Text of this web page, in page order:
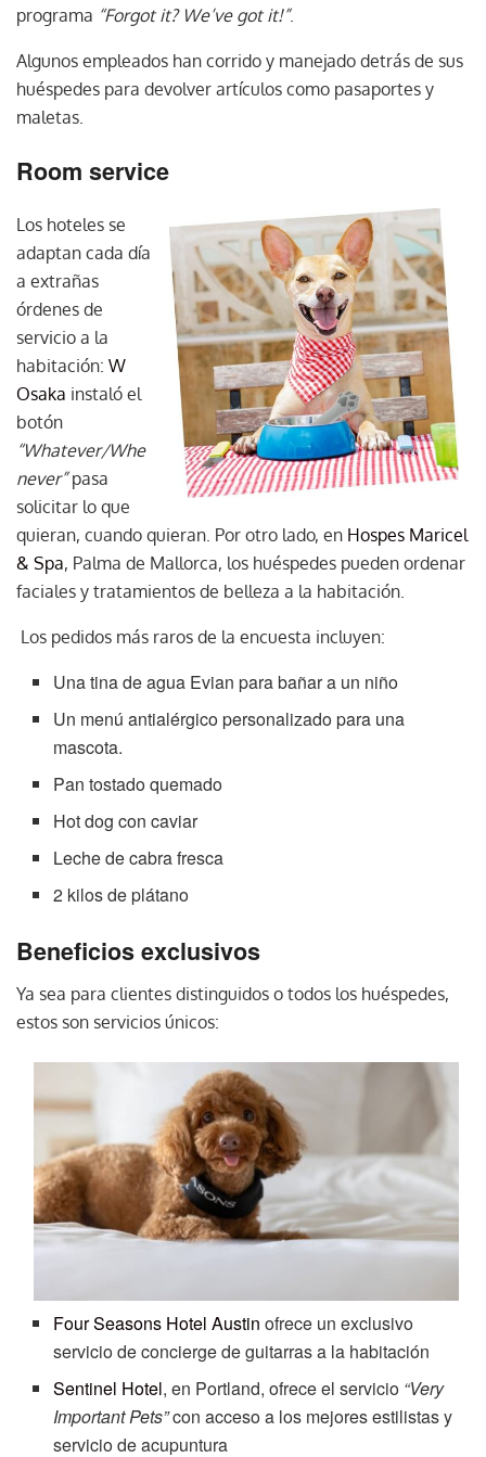
programa “Forgot it? We’ve got it!”.
Algunos empleados han corrido y manejado detrás de sus
huéspedes para devolver artículos como pasaportes y
maletas.
Room service
Los hoteles se
adaptan cada día
a extrañas
órdenes de
servicio a la
habitación: W
Osaka instaló el
botón
“Whatever/Whe
never”pasa
solicitar lo que
quieran, cuando quieran. Por otro lado, en Hospes Maricel
& Spa, Palma de Mallorca, los huéspedes pueden ordenar
faciales y tratamientos de belleza a la habitación.
Los pedidos más raros de la encuesta incluyen:
Una tina de agua Evian para bañar a un niño
Un menú antialérgico personalizado para una
mascota.
Pan tostado quemado
Hot dog con caviar
Leche de cabra fresca
2 kilos de plátano
Beneficios exclusivos
Ya sea para clientes distinguidos o todos los huéspedes,
estos son servicios únicos:
Four Seasons Hotel Austin ofrece un exclusivo
servicio de concierge de guitarras a la habitación
Sentinel Hotel, en Portland, ofrece el servicio “Very
Important Pets”con acceso a los mejores estilistas y
servicio de acupuntura